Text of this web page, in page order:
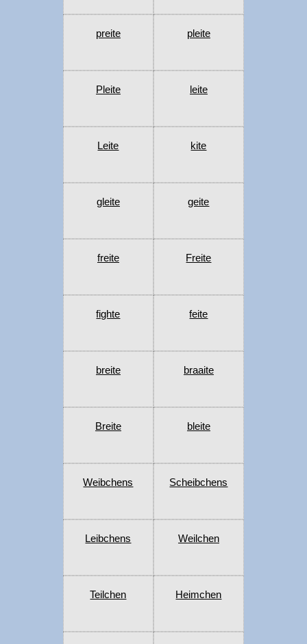
preite pleite
Pleite leite
Leite kite
gleite geite
freite Freite
fighte feite
breite braaite
Breite bleite
Weibchens Scheibchens
Leibchens Weilchen
Teilchen Heimchen